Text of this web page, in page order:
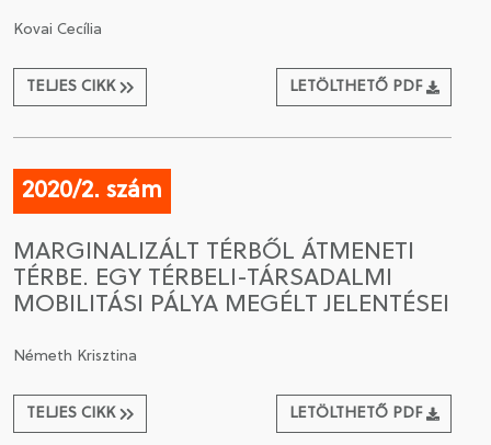
Kovai Cecília
TELJES CIKK LETÖLTHETŐ PDF
2020/2. szám
MARGINALIZÁLT TÉRBŐL ÁTMENETI
TÉRBE. EGY TÉRBELI-TÁRSADALMI
MOBILITÁSI PÁLYA MEGÉLT JELENTÉSEI
Németh Krisztina
TELJES CIKK LETÖLTHETŐ PDF